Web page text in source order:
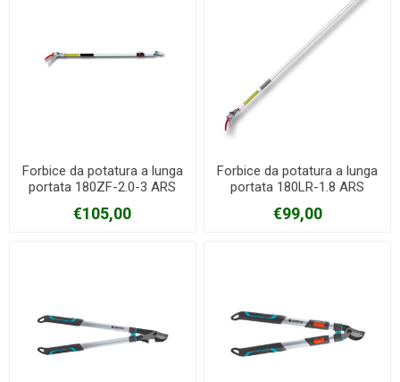
Forbice da potatura a lunga
portata 180ZF-2.0-3 ARS
€105,00
Forbice da potatura a lunga
portata 180LR-1.8 ARS
€99,00